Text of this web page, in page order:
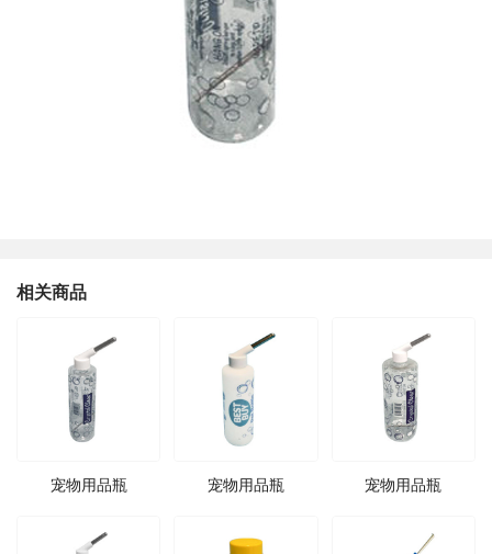
相关商品
宠物用品瓶 宠物用品瓶 宠物用品瓶